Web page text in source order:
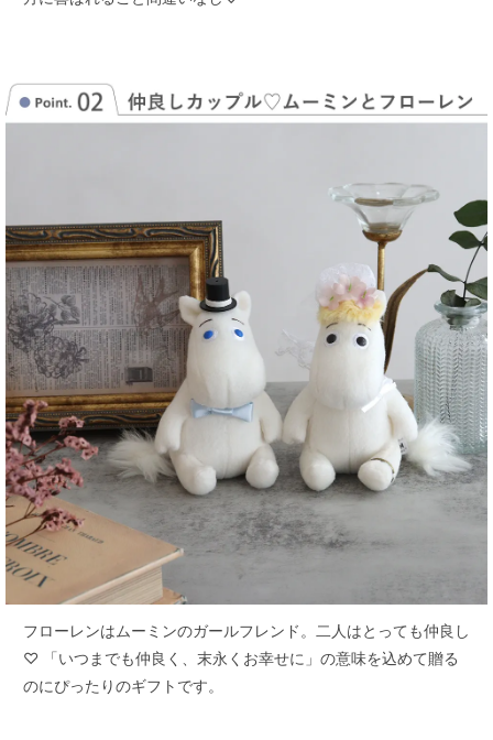
フローレンはムーミンのガールフレンド。二人はとっても仲良し
♡ 「いつまでも仲良く、末永くお幸せに」の意味を込めて贈る
のにぴったりのギフトです。